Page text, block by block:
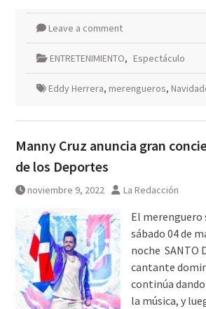
Leave a comment
ENTRETENIMIENTO, Espectáculo
Eddy Herrera, merengueros,
Manny Cruz anuncia gran
de los Deportes
noviembre 9, 2022 La Redacción
El merenguero
sábado 04 de
noche SANTO
cantante
continúa
la música, y